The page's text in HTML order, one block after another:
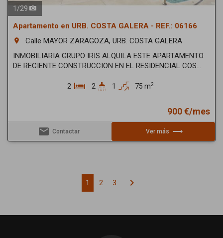
1 /29
Apartamento en URB. COSTA GALERA - REF.: 06166
room
Calle MAYOR ZARAGOZA, URB. COSTA GALERA
INMOBILIARIA GRUPO IRIS ALQUILA ESTE APARTAMENTO
DE RECIENTE CONSTRUCCION EN EL RESIDENCIAL COS...
2 2 1 75 m2
900 €/mes
email Contactar Ver más trending_flat
1 2 3 chevron_right